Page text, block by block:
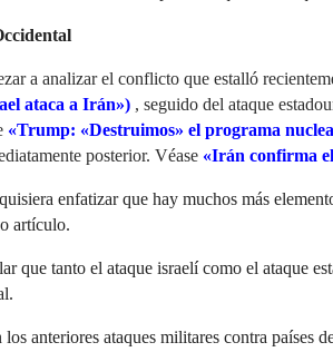
a analizar el conflicto que estalló
ataca a Irán») , seguido del ataque
«Trump: «Destruimos» el programa
posterior. Véase «Irán confirma
enfatizar que hay muchos más
artículo.
que tanto el ataque israelí como el ataque
los anteriores ataques militares contra países